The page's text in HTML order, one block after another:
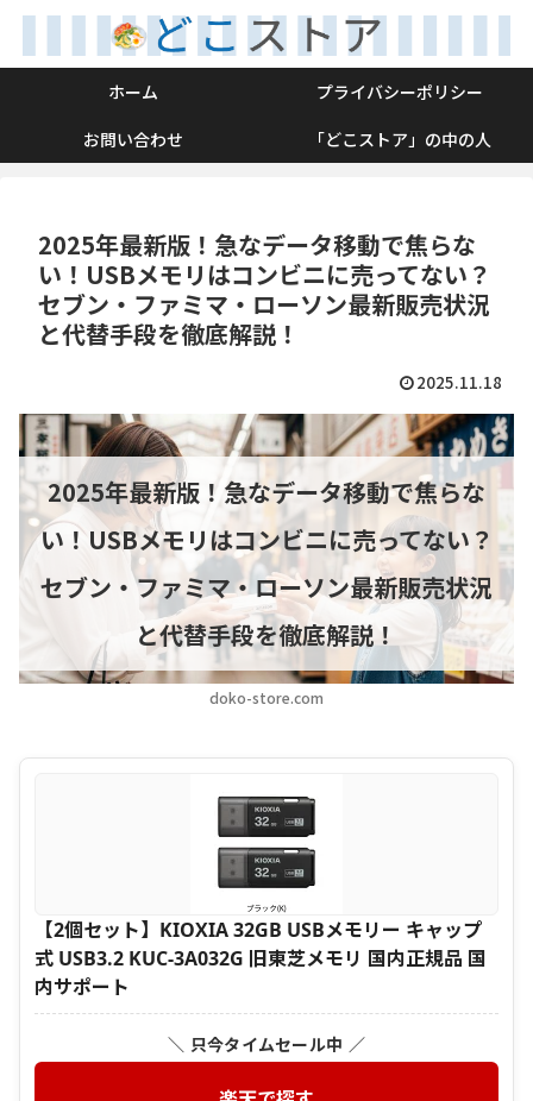
ホーム
プライバシーポリシー
お問い合わせ
「どこストア」の中の人
2025年最新版！急なデータ移動で焦らな
い！USBメモリはコンビニに売ってない？
セブン・ファミマ・ローソン最新販売状況
と代替手段を徹底解説！
2025.11.18
doko-store.com
2025年最新版！急なデータ移動で焦らな
い！USBメモリはコンビニに売ってない？
セブン・ファミマ・ローソン最新販売状況
と代替手段を徹底解説！
【2個セット】KIOXIA 32GB USBメモリー キャップ
式 USB3.2 KUC-3A032G 旧東芝メモリ 国内正規品 国
内サポート
＼ 只今タイムセール中 ／